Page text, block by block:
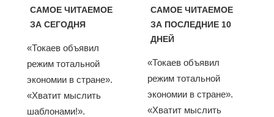
САМОЕ ЧИТАЕМОЕ
ЗА СЕГОДНЯ
«Токаев объявил
режим тотальной
экономии в стране».
«Хватит мыслить
шаблонами!».
САМОЕ ЧИТАЕМОЕ
ЗА ПОСЛЕДНИЕ 10
ДНЕЙ
«Токаев объявил
режим тотальной
экономии в стране».
«Хватит мыслить